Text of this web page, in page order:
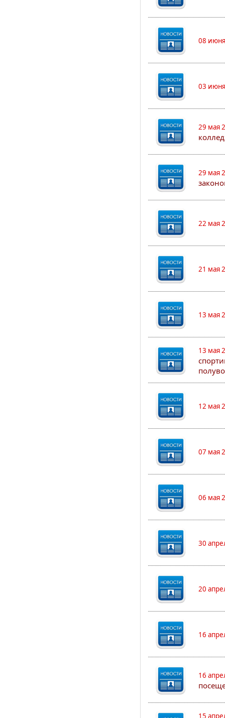
08
03
29 мая
29 мая
22 мая
21 мая
13 мая
13 мая
12 мая
07 мая
06 мая
30
20
16
16
15